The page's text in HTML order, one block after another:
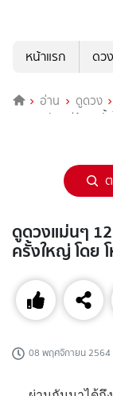
หน้าแรก
ดว
อ่าน ดูดวง
ดาวพฤหัสบดีย้ายครั้
ดูดวงแม่นๆ
ครั้งใหญ่ โดย
08 พฤศจิกายน 2564